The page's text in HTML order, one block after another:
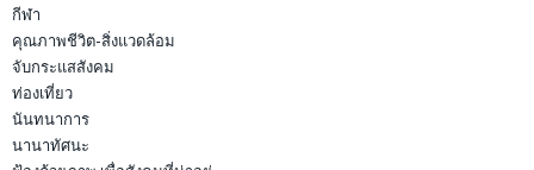
กีฬา
คุณภาพชีวิต-สิ่งแวดล้อม
จับกระแสสังคม
ท่องเที่ยว
นันทนาการ
นานาทัศนะ